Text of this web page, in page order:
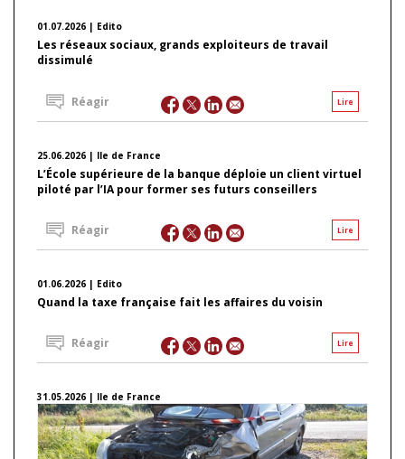
01.07.2026 | Edito
Les réseaux sociaux, grands exploiteurs de travail
dissimulé
Lire
Réagir
25.06.2026 | Ile de France
L’École supérieure de la banque déploie un client virtuel
piloté par l’IA pour former ses futurs conseillers
Lire
Réagir
01.06.2026 | Edito
Quand la taxe française fait les affaires du voisin
Lire
Réagir
31.05.2026 | Ile de France